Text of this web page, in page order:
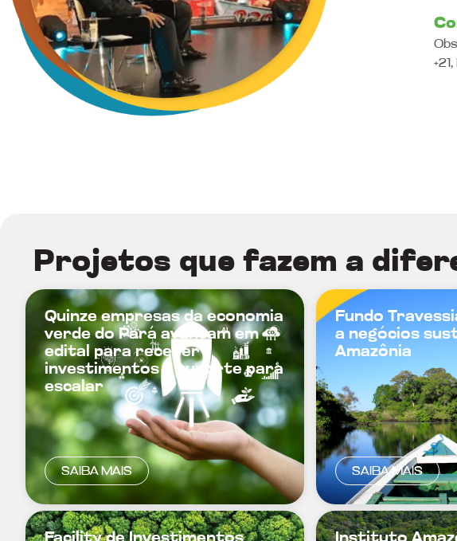
Projetos que fazem a
Quinze empresas da economia
verde do Pará avançam em
edital para receber
investimentos e suporte para
escalar
SAIBA MAIS
Fundo
a negócios
Amazônia
SAIBA MAIS